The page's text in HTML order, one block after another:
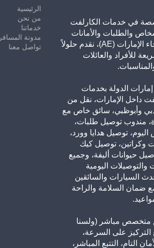
في خدمات الكارلفت
والطلبات والأمانات
في جميع أنحاء الإمارات (AE)، نقدم حلولاً
للأفراد والعائلات
الدولة بخدمات
داخل الإمارات، نقل من
وأبوظبي، سائق خاص مع
مندوب توصيل طلبات،
توصيل هدايا وورد،
وكراتين، توصيل كيك
حيوانات أليفة، وجميع
والتوصيلات اليومية
السيارات والسائقين
ضمان السلامة والراحة
متخصص مباشر (ولسنا
على السرعة،
التام، التتبع المباشر،
الرئيسية
من نحن
خدماتنا
مدونة المسافر
تواصل معنا